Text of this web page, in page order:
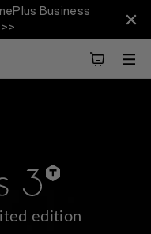
Business
edition